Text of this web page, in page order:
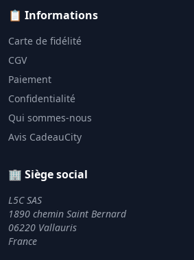
📋 Informations
Carte de fidélité
CGV
Paiement
Confidentialité
Qui sommes-nous
Avis CadeauCity
🏢 Siège social
L5C SAS
1890 chemin Saint Bernard
06220 Vallauris
France